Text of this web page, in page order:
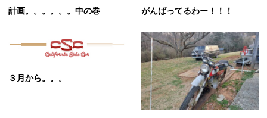
計画。。。。。。中の巻 がんばってるわー！！！
３月から。。。